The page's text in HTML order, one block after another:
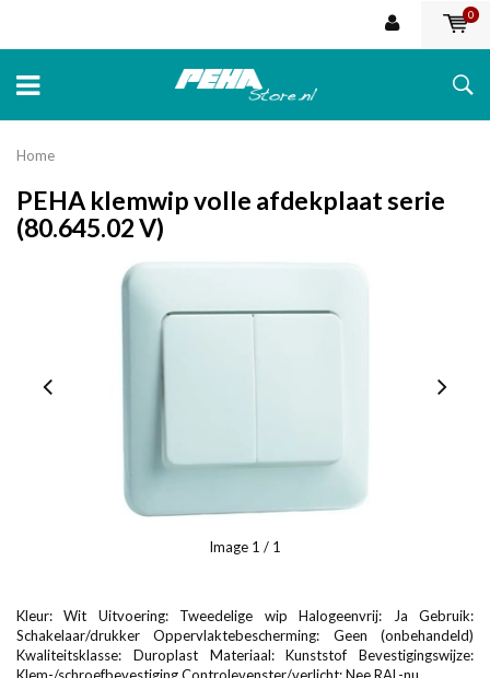
0
Home
PEHA klemwip volle afdekplaat serie
(80.645.02 V)
Image 1 / 1
Kleur: Wit Uitvoering: Tweedelige wip Halogeenvrij: Ja Gebruik:
Schakelaar/drukker Oppervlaktebescherming: Geen (onbehandeld)
Kwaliteitsklasse: Duroplast Materiaal: Kunststof Bevestigingswijze:
Klem-/schroefbevestiging Controlevenster/verlicht: Nee RAL-nu